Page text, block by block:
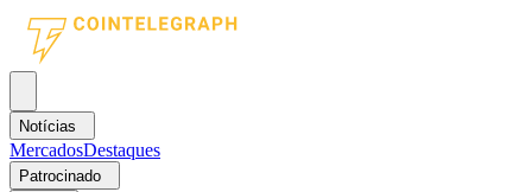
Notícias
MercadosDestaques
Patrocinado